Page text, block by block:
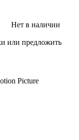
Нет в наличии
или предложить
Picture